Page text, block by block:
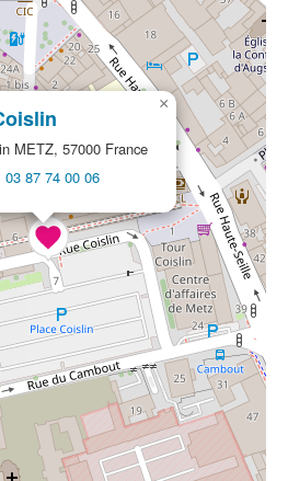
METZ, 57000 France
03 87 74 00 06
×